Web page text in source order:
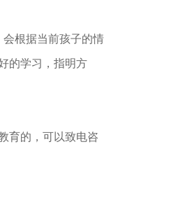
根据当前孩子的情
的学习，指明方
育的，可以致电咨